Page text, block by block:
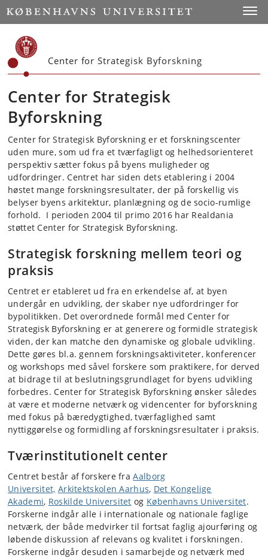
Start
Center for Strategisk Byforskning
Center for Strategisk
Byforskning
Center for Strategisk Byforskning er et forskningscenter
uden mure, som ud fra et tværfagligt og helhedsorienteret
perspektiv sætter fokus på byens muligheder og
udfordringer. Centret har siden dets etablering i 2004
høstet mange forskningsresultater, der på forskellig vis
belyser byens arkitektur, planlægning og de socio-rumlige
forhold. I perioden 2004 til primo 2016 har Realdania
støttet Center for Strategisk Byforskning.
Strategisk forskning mellem teori og
praksis
Centret er etableret ud fra en erkendelse af, at byen
undergår en udvikling, der skaber nye udfordringer for
bypolitikken. Det overordnede formål med Center for
Strategisk Byforskning er at generere og formidle strategisk
viden, der kan matche den dynamiske og globale udvikling.
Dette gøres bl.a. gennem forskningsaktiviteter, konferencer
og workshops med såvel forskere som praktikere, for derved
at bidrage til at beslutningsgrundlaget for byens udvikling
forbedres. Center for Strategisk Byforskning ønsker således
at være et moderne netværk og videncenter for byforskning
med fokus på bæredygtighed, tværfaglighed samt
nyttiggørelse og formidling af forskningsresultater i praksis.
Tværinstitutionelt center
Centret består af forskere fraAalborg
Universitet, Arkitektskolen Aarhus, Det Kongelige
Akademi, Roskilde Universitet og Københavns Universitet.
Forskerne indgår alle i internationale og nationale faglige
netværk, der både medvirker til fortsat faglig ajourføring og
løbende diskussion af relevans og kvalitet i forskningen.
Forskerne indgår desuden i samarbejde og netværk med